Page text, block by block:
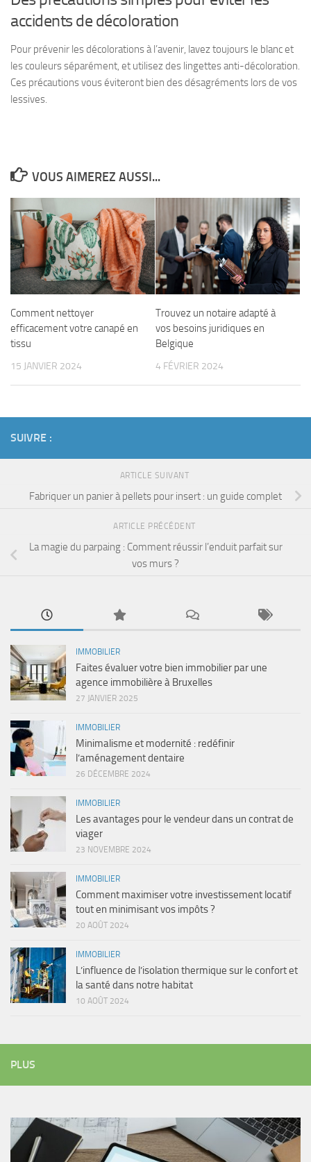
accidents de décoloration
Pour prévenir les décolorations à l’avenir, lavez toujours le blanc et
les couleurs séparément, et utilisez des lingettes anti-décoloration.
Ces précautions vous éviteront bien des désagréments lors de vos
lessives.
VOUS AIMEREZ AUSSI...
Comment nettoyer
efficacement votre canapé en
tissu
15 JANVIER 2024
Trouvez un notaire adapté à
vos besoins juridiques en
Belgique
4 FÉVRIER 2024
SUIVRE :
ARTICLE SUIVANT
Fabriquer un panier à pellets pour insert : un guide complet
ARTICLE PRÉCÉDENT
La magie du parpaing : Comment réussir l’enduit parfait sur
vos murs ?
IMMOBILIER
Faites évaluer votre bien immobilier par une
agence immobilière à Bruxelles
27 JANVIER 2025
IMMOBILIER
Minimalisme et modernité : redéfinir
l’aménagement dentaire
26 DÉCEMBRE 2024
IMMOBILIER
Les avantages pour le vendeur dans un contrat de
viager
23 NOVEMBRE 2024
IMMOBILIER
Comment maximiser votre investissement locatif
tout en minimisant vos impôts ?
20 AOÛT 2024
IMMOBILIER
L’influence de l’isolation thermique sur le confort et
la santé dans notre habitat
10 AOÛT 2024
PLUS